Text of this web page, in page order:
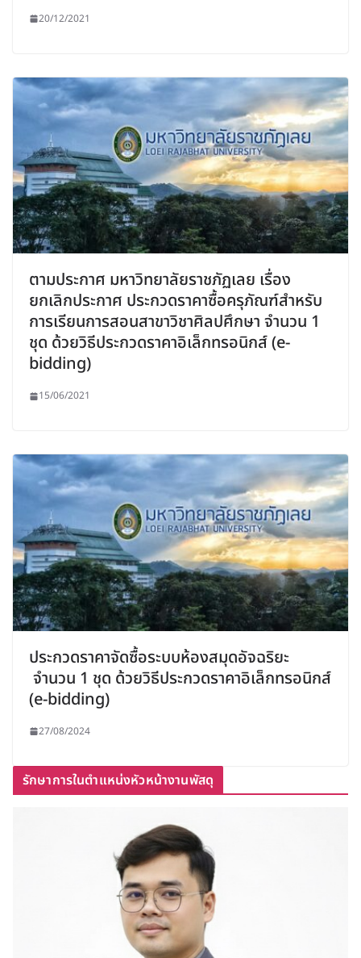
20/12/2021
ตามประกาศ มหาวิทยาลัยราชภัฏเลย เรื่อง
ยกเลิกประกาศ ประกวดราคาซื้อครุภัณฑ์สำหรับ
การเรียนการสอนสาขาวิชาศิลปศึกษา จำนวน 1
ชุด ด้วยวิธีประกวดราคาอิเล็กทรอนิกส์ (e-
bidding)
15/06/2021
ประกวดราคาจัดซื้อระบบห้องสมุดอัจฉริยะ
จำนวน 1 ชุด ด้วยวิธีประกวดราคาอิเล็กทรอนิกส์
(e-bidding)
27/08/2024
รักษาการในตำแหน่งหัวหน้างานพัสดุ